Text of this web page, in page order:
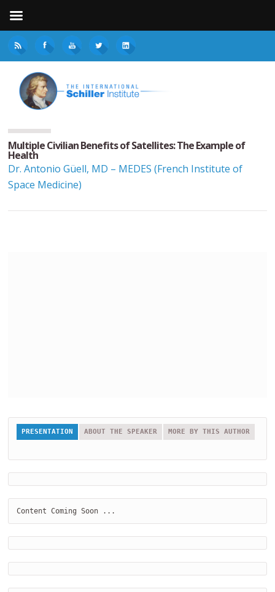
Multiple Civilian Benefits of Satellites: The Example of
Health
Dr. Antonio Güell, MD – MEDES (French Institute of
Space Medicine)
PRESENTATION ABOUT THE SPEAKER MORE BY THIS AUTHOR
Content Coming Soon ...